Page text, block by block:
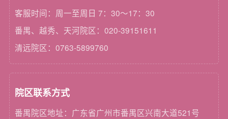
客服时间：周一至周日 7：30～17：30
番禺、越秀、天河院区：020-39151611
清远院区：0763-5899760
院区联系方式
番禺院区地址：广东省广州市番禺区兴南大道521号